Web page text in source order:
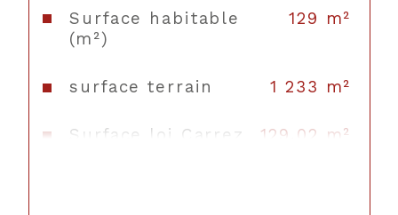
Surface habitable
(m²)
129 m²
surface terrain 1 233 m²
Surface loi Carrez
129,02 m²